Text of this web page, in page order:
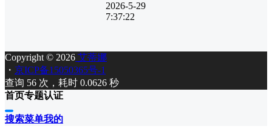
2026-5-29
7:37:22
Copyright © 2026 艾蒂娜
・ 京ICP备15050365号-1
查询 56 次，耗时 0.0626 秒
首页专题认证
搜索菜单我的